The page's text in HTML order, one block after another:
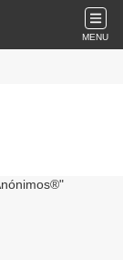
MENU